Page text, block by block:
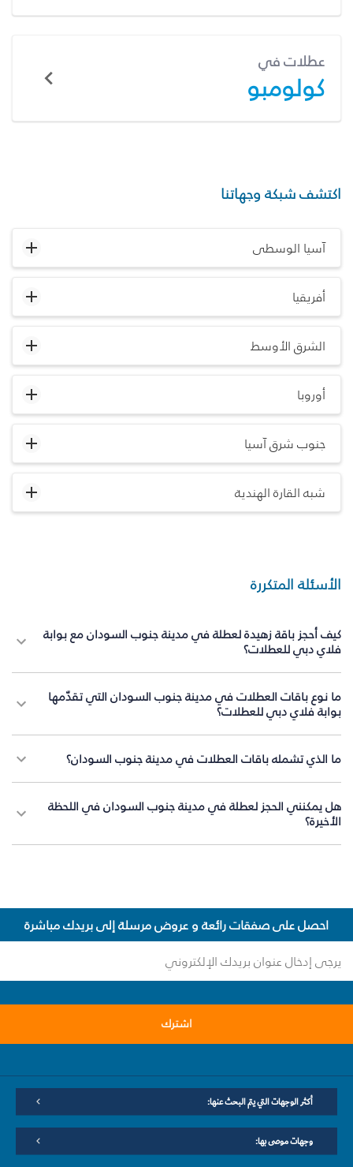
عطلات في
كولومبو
اكتشف شبكة وجهاتنا
آسيا الوسطى
أفريقيا
الشرق الأوسط
أوروبا
جنوب شرق آسيا
شبه القارة الهندية
الأسئلة المتكررة
كيف أحجز باقة زهيدة لعطلة في مدينة جنوب السودان مع بوابة
فلاي دبي للعطلات؟
ما نوع باقات العطلات في مدينة جنوب السودان التي تقدّمها
بوابة فلاي دبي للعطلات؟
ما الذي تشمله باقات العطلات في مدينة جنوب السودان؟
هل يمكنني الحجز لعطلة في مدينة جنوب السودان في اللحظة
الأخيرة؟
احصل على صفقات رائعة و عروض مرسلة إلى بريدك مباشرة
اشترك
أكثر الوجهات التي يتم البحث عنها:
وجهات موصى بها: